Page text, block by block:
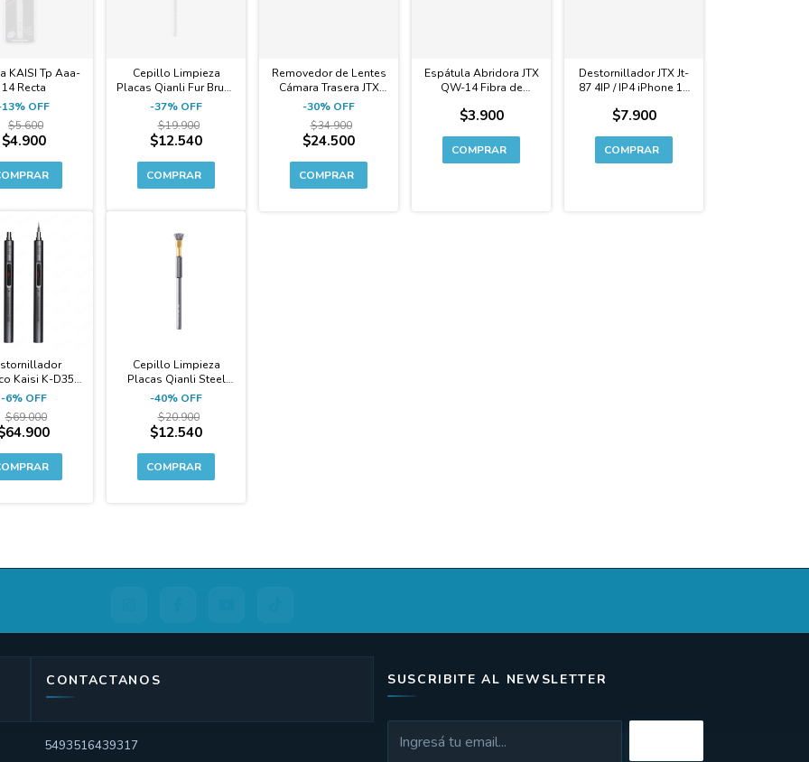
KAISI Tp Aaa-
14 Recta
13% OFF
$5.600
$4.900
Cepillo Limpieza
Placas Qianli Fur Brush
Antiestático Cerda + 3
-37% OFF
$19.900
$12.540
Removedor de Lentes
Cámara Trasera JTX
CK9 IPHONE 11 al 15
-30% OFF
$34.900
$24.500
Espátula Abridora JTX
QW-14 Fibra de
Estaño
$3.900
Destornillador JTX Jt-
87 4IP / IP4 iPhone 17
$7.900
Kaisi K-D355
Puntas S2 USB-
-6% OFF
$69.000
Cepillo Limpieza
Placas Qianli Steel
Brush Acero + 3
Repuesto
-40% OFF
$20.900
$12.540
CONTACTANOS
5493516439317
SUSCRIBITE AL NEWSLETTER